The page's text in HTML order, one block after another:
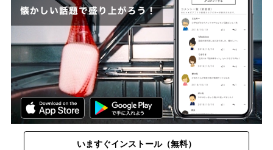
いますぐインストール（無料）